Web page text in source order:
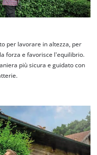
per lavorare in altezza, per
forza e favorisce l'equilibrio.
più sicura e guidato con